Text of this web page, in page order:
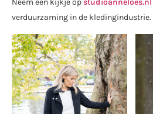
Neem een kijkje opstudioanneloes.nl
verduurzaming in de kledingindustrie.